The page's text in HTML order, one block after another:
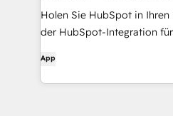
Holen Sie HubSpot in
der HubSpot-Integration
App